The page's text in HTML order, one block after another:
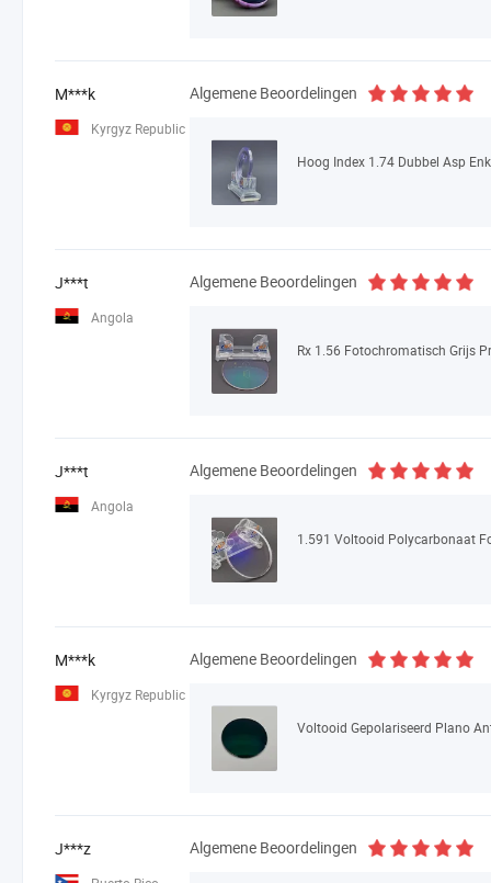
M***k
Kyrgyz Republic
Algemene Beoordelingen
Hoog Index 1.74 Dubbel Asp
J***t
Angola
Algemene Beoordelingen
J***t
Angola
Algemene Beoordelingen
M***k
Kyrgyz Republic
Algemene Beoordelingen
J***z Algemene Beoordelingen